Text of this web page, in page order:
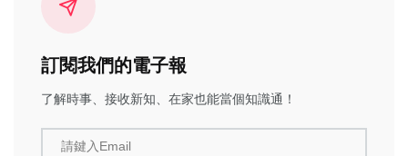
訂閱我們的電子報
了解時事、接收新知、在家也能當個知識通！
請鍵入Email